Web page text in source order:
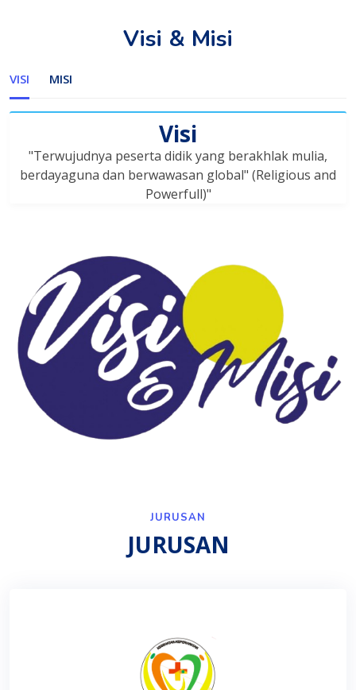
Visi & Misi
VISI MISI
Visi
"Terwujudnya peserta didik yang berakhlak mulia,
berdayaguna dan berwawasan global" (Religious and
Powerfull)"
JURUSAN
JURUSAN